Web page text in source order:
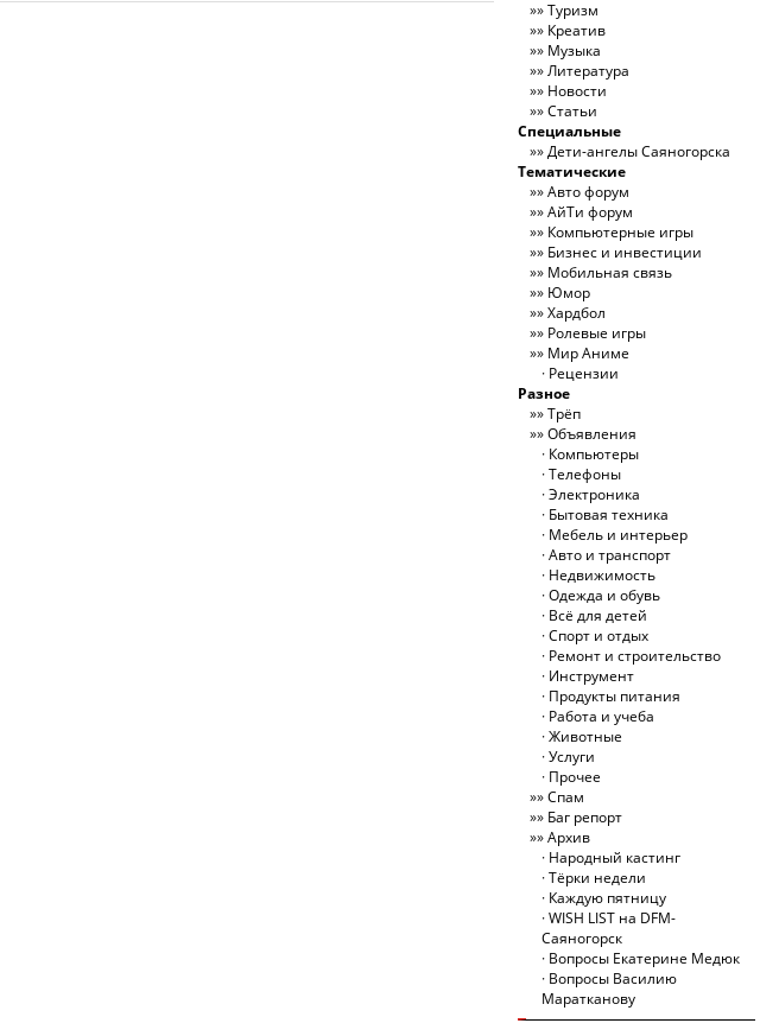
Туризм
Креатив
Музыка
Литература
Новости
Статьи
Специальные
Дети-ангелы Саяногорска
Тематические
Авто форум
АйТи форум
Компьютерные игры
Бизнес и инвестиции
Мобильная связь
Юмор
Хардбол
Ролевые игры
Мир Аниме
Рецензии
Разное
Трёп
Объявления
Компьютеры
Телефоны
Электроника
Бытовая техника
Мебель и интерьер
Авто и транспорт
Недвижимость
Одежда и обувь
Всё для детей
Спорт и отдых
Ремонт и строительство
Инструмент
Продукты питания
Работа и учеба
Животные
Услуги
Прочее
Спам
Баг репорт
Архив
Народный кастинг
Тёрки недели
Каждую пятницу
WISH LIST на DFM-
Саяногорск
Вопросы Екатерине Медюк
Вопросы Василию
Маратканову